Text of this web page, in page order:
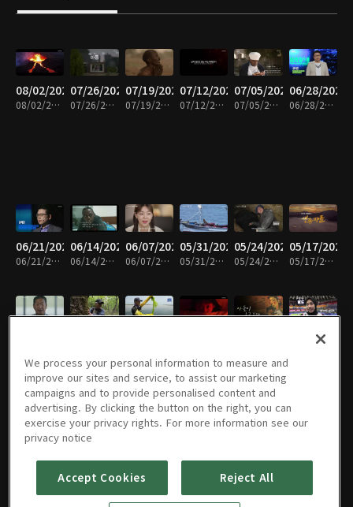
08/02/2026
08/02/2026 • 49분
07/26/2026
07/26/2026 • 53분
07/19/2026
07/19/2026 • 49분
07/12/2026
07/12/2026 • 49분
07/05/2026
07/05/2026 • 50분
06/28/2026
06/28/2026 • 49분
06/21/2026
06/21/2026 • 47분
06/14/2026
06/14/2026 • 49분
06/07/2026
06/07/2026 • 48분
05/31/2026
05/31/2026 • 49분
05/24/2026
05/24/2026 • 49분
05/17/2026
05/17/2026 • 49분
04/05/2026
03/29/2026
03/29/2026 • 49분
03/22/202603/08/202603/01/202602/22/202602/15/2026
We process your personal information to measure and
improve our sites and service, to assist our marketing
campaigns and to provide personalised content and
advertising. By clicking the button on the right, you can
exercise your privacy rights. For more information see our
privacy notice
Accept Cookies Reject All